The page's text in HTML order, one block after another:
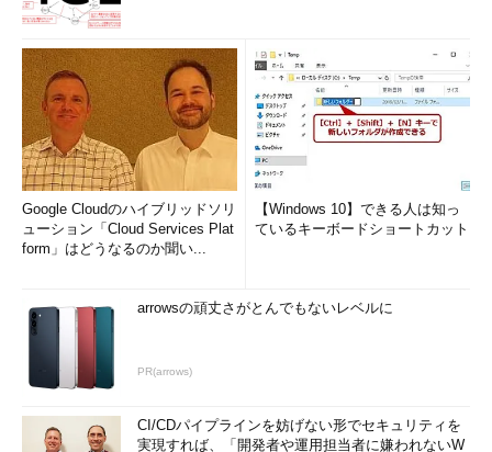
ードとは、各インタフェースが本来持っている（はずの）物理的な最高速度の
ことである。無線LANのように、通信状態によって時々刻々と変わる現在の実
効通信速度を反映したものではないし、途中で変動したりもしない。
つまり100BASE-TXインタフェースにはメトリック値20が、
IEEE 802.11b無線LANインタフェース（11Mbit/s）にはメトリッ
ク値30がそれぞれ自動的に割り当てられることになる。これに
よりWindows XPでは、この自動メトリック機能により、何の設
定を行うことなく、今回の目的を達成できる。
サネットを接続し、netstat -rコマンドを実行すると次のように
なった。
C:\>netstat -r
Route Table
Google Cloudのハイブリッドソリ
ューション「Cloud Services Plat
form」はどうなるのか聞い...
【Windows 10】できる人は知っ
ているキーボードショートカット
arrowsの頑丈さがとんでもないレベルに
PR(arrows)
CI/CDパイプラインを妨げない形でセキュリティを
実現すれば、「開発者や運用担当者に嫌われないW